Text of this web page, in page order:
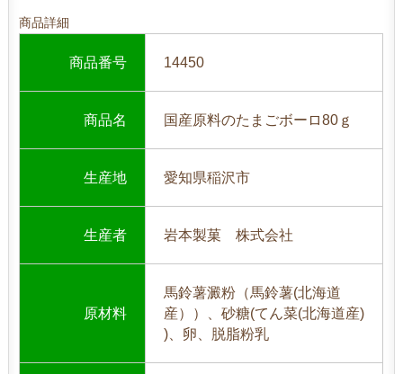
商品詳細
商品番号 14450
商品名 国産原料のたまごボーロ80ｇ
生産地 愛知県稲沢市
生産者 岩本製菓 株式会社
原材料
馬鈴薯澱粉（馬鈴薯(北海道
産））、砂糖(てん菜(北海道産)
)、卵、脱脂粉乳